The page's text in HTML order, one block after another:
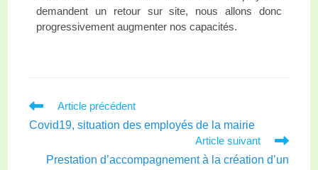
demandent un retour sur site, nous allons donc
progressivement augmenter nos capacités.
Article précédent
Covid19, situation des employés de la mairie
Article suivant
Prestation d’accompagnement à la création d’un